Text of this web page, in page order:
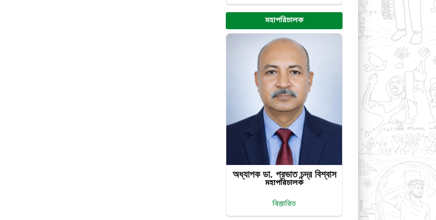
মহাপরিচালক
অধ্যাপক ডা. প্রভাত‌ চন্দ্র‌ বিশ্বাস
মহাপরিচালক
বিস্তারিত